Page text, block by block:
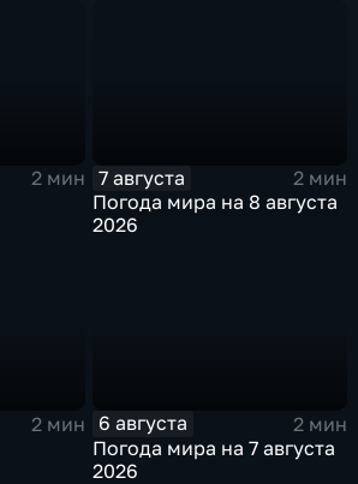
2 мин
7 августа
2 мин
Погода мира на 8 августа
2026
2 мин
6 августа
2 мин
Погода мира на 7 августа
2026